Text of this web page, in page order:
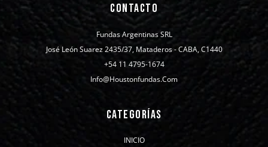
CONTACTO
Fundas Argentinas SRL
José León Suarez 2435/37, Mataderos - CABA, C1440
+54 11 4795-1674
Info@houstonfundas.com
CATEGORÍAS
INICIO